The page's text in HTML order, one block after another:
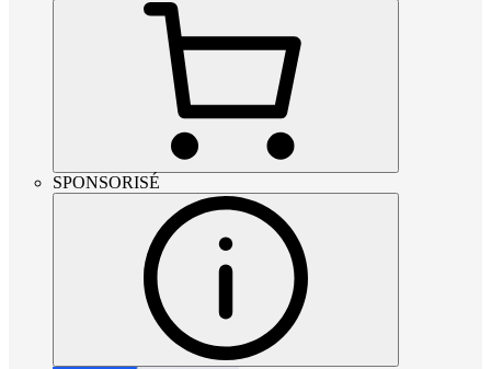
SPONSORISÉ